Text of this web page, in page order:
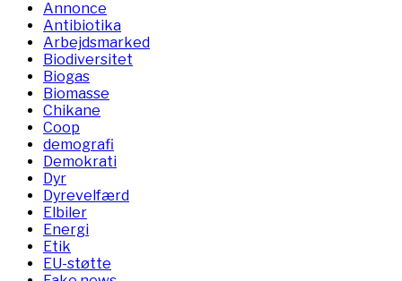
Annonce
Antibiotika
Arbejdsmarked
Biodiversitet
Biogas
Biomasse
Chikane
Coop
demografi
Demokrati
Dyr
Dyrevelfærd
Elbiler
Energi
Etik
EU-støtte